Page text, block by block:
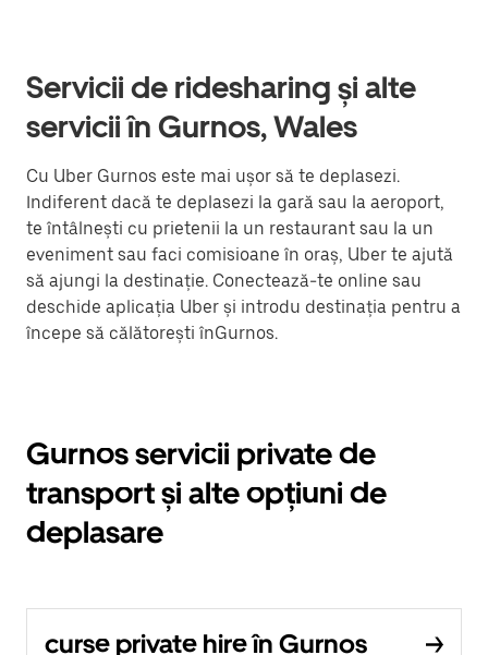
Servicii de ridesharing și alte
servicii în Gurnos, Wales
Cu Uber Gurnos este mai ușor să te deplasezi.
Indiferent dacă te deplasezi la gară sau la aeroport,
te întâlnești cu prietenii la un restaurant sau la un
eveniment sau faci comisioane în oraș, Uber te ajută
să ajungi la destinație. Conectează-te online sau
deschide aplicația Uber și introdu destinația pentru a
începe să călătorești înGurnos.
Gurnos servicii private de
transport și alte opțiuni de
deplasare
curse private hire în Gurnos